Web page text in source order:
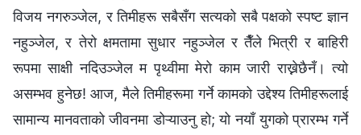
विजय नगरुञ्‍जेल, र तिमीहरू सबैसँग सत्यको सबै पक्षको स्पष्ट ज्ञान
नहुञ्जेल, र तेरो क्षमतामा सुधार नहुञ्जेल र तैँले भित्री र बाहिरी
रूपमा साक्षी नदिउञ्जेल म पृथ्वीमा मेरो काम जारी राख्नेछैनँ। त्यो
असम्भव हुनेछ! आज, मैले तिमीहरूमा गर्ने कामको उद्देश्य तिमीहरूलाई
सामान्य मानवताको जीवनमा डोऱ्याउनु हो; यो नयाँ युगको प्रारम्‍भ गर्ने